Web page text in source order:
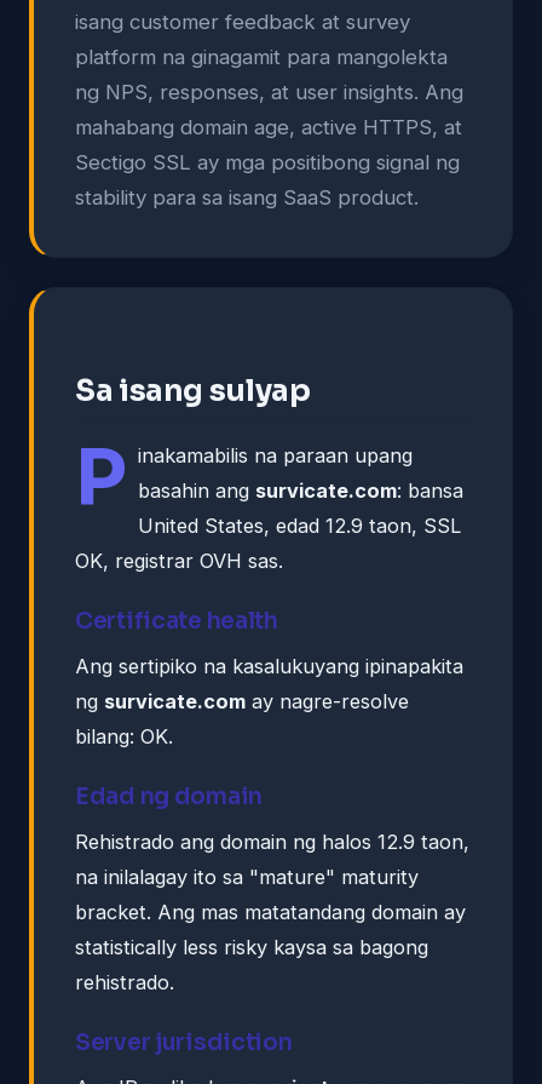
isang customer feedback at survey
platform na ginagamit para mangolekta
ng NPS, responses, at user insights. Ang
mahabang domain age, active HTTPS, at
Sectigo SSL ay mga positibong signal ng
stability para sa isang SaaS product.
Sa isang sulyap
P inakamabilis na paraan upang
basahin ang survicate.com: bansa
United States, edad 12.9 taon, SSL
OK, registrar OVH sas.
Certificate health
Ang sertipiko na kasalukuyang ipinapakita
ng survicate.com ay nagre-resolve
bilang: OK.
Edad ng domain
Rehistrado ang domain ng halos 12.9 taon,
na inilalagay ito sa "mature" maturity
bracket. Ang mas matatandang domain ay
statistically less risky kaysa sa bagong
rehistrado.
Server jurisdiction